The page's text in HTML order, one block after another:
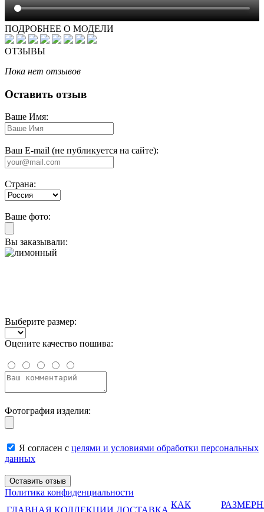
ПОДРОБНЕЕ О МОДЕЛИ
ОТЗЫВЫ
Пока нет отзывов
Оставить отзыв
Ваше Имя:
Ваш E-mail (не публикуется на сайте):
Страна:
Ваше фото:
Вы заказывали:
Выберите размер:
Оцените качество пошива:
Фотография изделия:
Я согласен с целями и условиями обработки персональных
данных
Политика конфиденциальности
КАК